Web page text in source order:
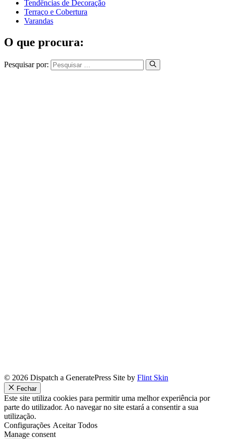
Tendências de Decoração
Terraço e Cobertura
Varandas
O que procura:
Pesquisar por:
© 2026 Dispatch a GeneratePress Site by Flint Skin
Fechar
Este site utiliza cookies para permitir uma melhor experiência por
parte do utilizador. Ao navegar no site estará a consentir a sua
utilização.
Configurações Aceitar Todos
Manage consent